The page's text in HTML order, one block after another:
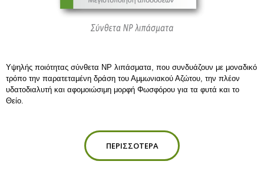
Yψηλής ποιότητας σύνθετα NP λιπάσματα, που συνδυάζουν με μοναδικό
τρόπο την παρατεταμένη δράση του Αμμωνιακού Αζώτου, την πλέον
υδατοδιαλυτή και αφομοιώσιμη μορφή Φωσφόρου για τα φυτά και το
Θείο.
ΠΕΡΙΣΣΌΤΕΡΑ